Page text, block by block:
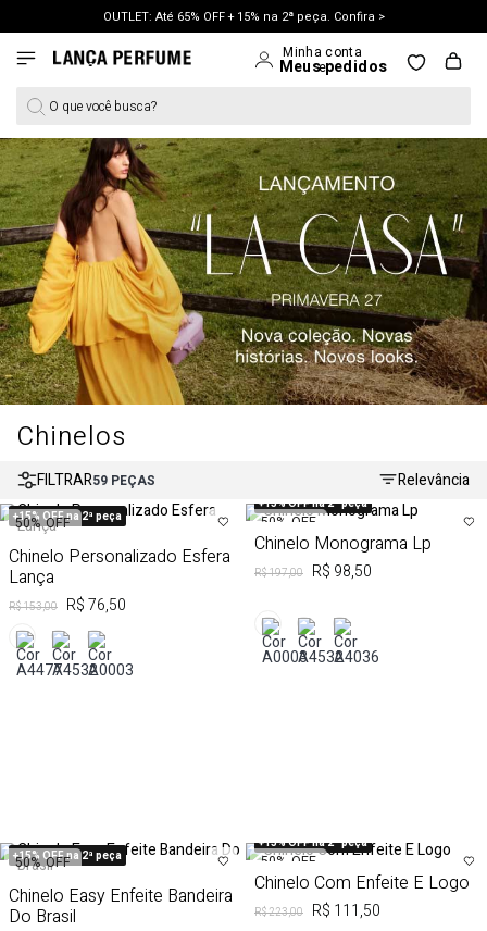
OUTLET: Até 65% OFF + 15% na 2ª peça. Confira >
O que você busca?
Chinelos
FILTRAR59 PEÇAS Relevância
+15% OFF na 2ª peça
50% OFF
Chinelo Personalizado Esfera
Lança
R$ 153,00 R$ 76,50
+15% OFF na 2ª peça
50% OFF
Chinelo Monograma Lp
R$ 197,00 R$ 98,50
+15% OFF na 2ª peça
50% OFF
Chinelo Easy Enfeite Bandeira
Do Brasil
+15% OFF na 2ª peça
50% OFF
Chinelo Com Enfeite E Logo
R$ 223,00 R$ 111,50